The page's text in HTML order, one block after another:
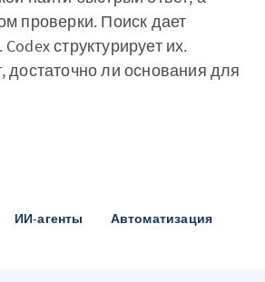
проверки. Поиск дает
структурирует их.
достаточно ли основания для
ИИ-агенты Автоматизация